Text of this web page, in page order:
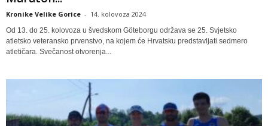
Kronike Velike Gorice - 14. kolovoza 2024
Od 13. do 25. kolovoza u švedskom Göteborgu održava se 25. Svjetsko
atletsko veteransko prvenstvo, na kojem će Hrvatsku predstavljati sedmero
atletičara. Svečanost otvorenja...